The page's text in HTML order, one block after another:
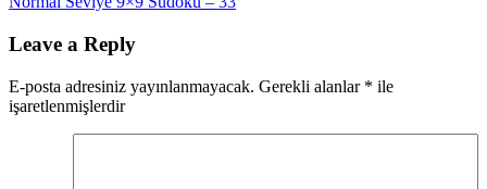
gezinmesi
Leave a Reply
E-posta adresiniz yayınlanmayacak. Gerekli alanlar * ile
işaretlenmişlerdir